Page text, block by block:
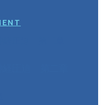
経圧迫 第二章